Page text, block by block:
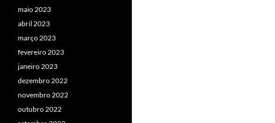
maio 2023
abril 2023
março 2023
fevereiro 2023
janeiro 2023
dezembro 2022
novembro 2022
outubro 2022